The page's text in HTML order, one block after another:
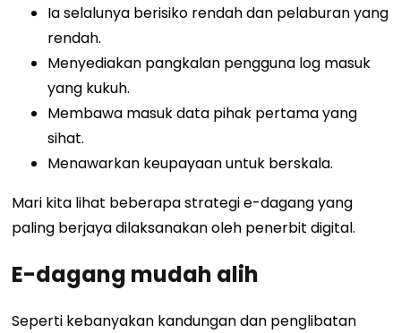
Ia selalunya berisiko rendah dan pelaburan yang
rendah.
Menyediakan pangkalan pengguna log masuk
yang kukuh.
Membawa masuk data pihak pertama yang
sihat.
Menawarkan keupayaan untuk berskala.
Mari kita lihat beberapa strategi e-dagang yang
paling berjaya dilaksanakan oleh penerbit digital.
E-dagang mudah alih
Seperti kebanyakan kandungan dan penglibatan